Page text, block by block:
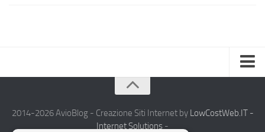
Chi Siamo
2014-2026 AvioBlog - Creazione Siti Internet by LowCostWeb.IT -
Internet Solutions -